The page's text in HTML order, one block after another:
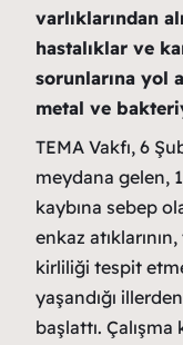
varlıklarından
hastalıklar ve
sorunlarına yol
metal ve
TEMA Vakfı, 6
meydana gelen,
kaybına sebep
enkaz
kirliliği tespit
yaşandığı
başlattı. Çalışma